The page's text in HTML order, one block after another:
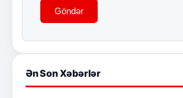
Göndər
Ən Son Xəbərlər